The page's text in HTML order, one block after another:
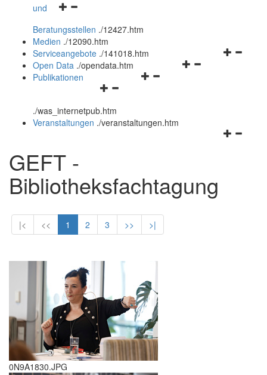
Navigationsmenü
und
schließen
und
Beratungsstellen ./12427.htm
Medien ./12090.htm
Navigationsmenü
Serviceangebote ./141018.htm
Navigationsmenü
Open Data ./opendata.htm
Navigationsmenü
und
schließen
Publikationen
./was_internetpub.htm
Veranstaltungen ./veranstaltungen.htm
GEFT -
Bibliotheksfachtagung
|< << 1 2 3 >> >|
0N9A1830.JPG